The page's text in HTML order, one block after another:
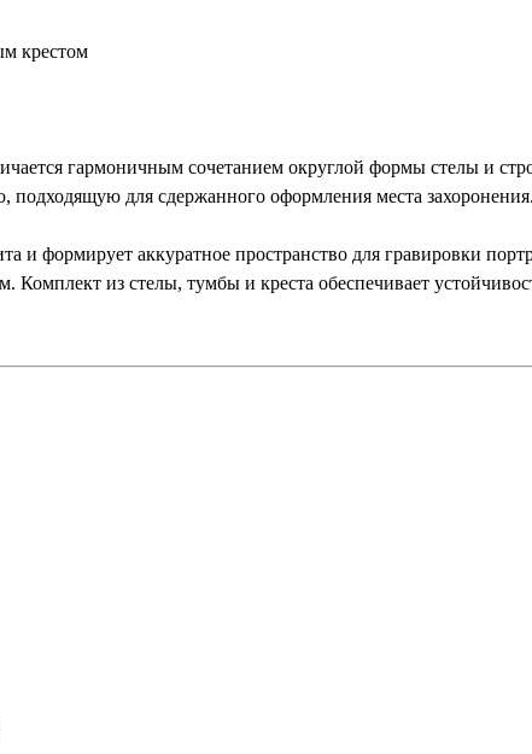
крестом
гармоничным сочетанием округлой формы стелы и
для сдержанного оформления места
и формирует аккуратное пространство для гравировки
Комплект из стелы, тумбы и креста обеспечивает